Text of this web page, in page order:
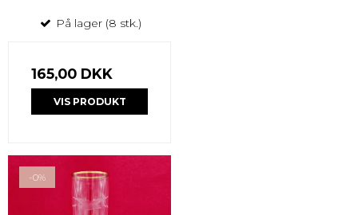
På lager (8 stk.)
165,00 DKK
VIS PRODUKT
-0%